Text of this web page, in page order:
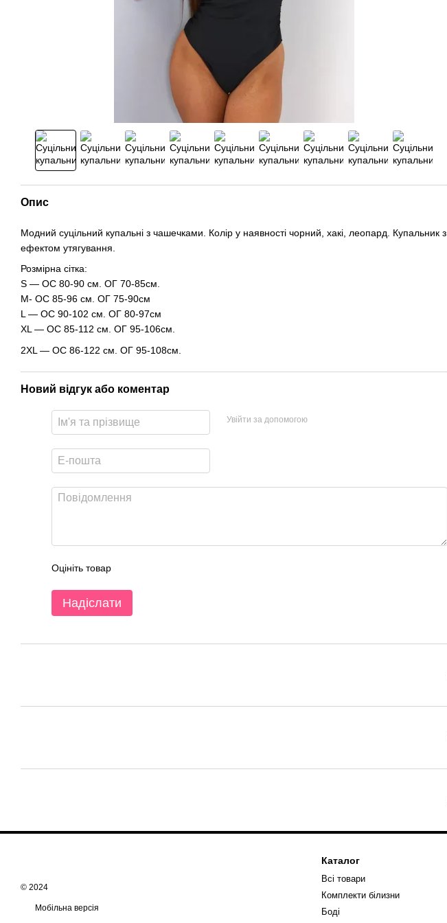
Опис
Модний суцільний купальні з чашечками. Колір у наявності чорний, хакі, леопард. Купальник з
ефектом утягування.
Розмірна сітка:
S — ОС 80-90 см. ОГ 70-85см.
M- ОС 85-96 см. ОГ 75-90см
L — ОС 90-102 см. ОГ 80-97см
XL — ОС 85-112 см. ОГ 95-106см.
2XL — ОС 86-122 см. ОГ 95-108см.
Новий відгук або коментар
Увійти за допомогою
Оцініть товар
Надіслати
© 2024
Мобільна версія
Каталог
Всі товари
Комплекти білизни
Боді